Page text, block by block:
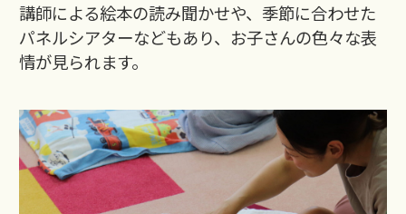
講師による絵本の読み聞かせや、季節に合わせた
パネルシアターなどもあり、お子さんの色々な表
情が見られます。